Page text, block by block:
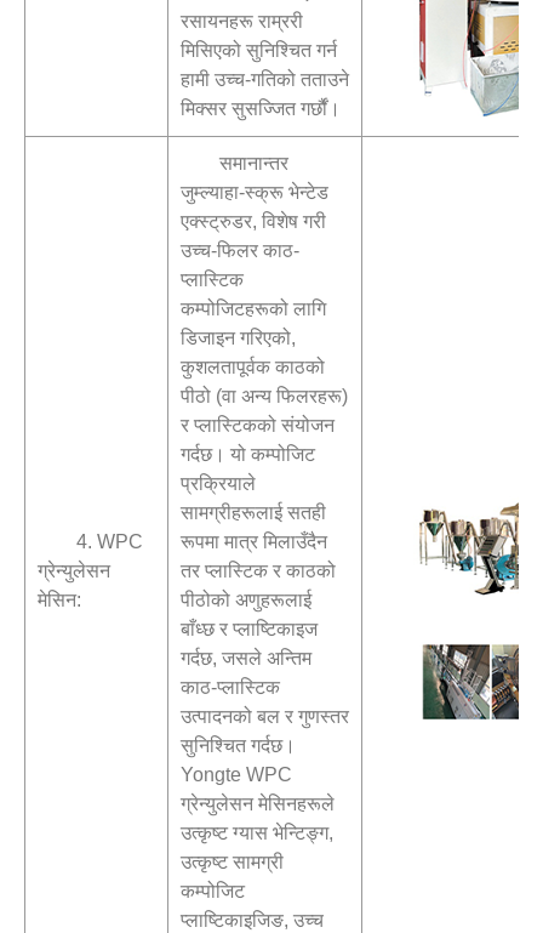
रसायनहरू राम्ररी
मिसिएको सुनिश्चित गर्न
हामी उच्च-गतिको तताउने
मिक्सर सुसज्जित गर्छौं।
4. WPC
ग्रेन्युलेसन
मेसिन:
समानान्तर
जुम्ल्याहा-स्क्रू भेन्टेड
एक्स्ट्रुडर, विशेष गरी
उच्च-फिलर काठ-
प्लास्टिक
कम्पोजिटहरूको लागि
डिजाइन गरिएको,
कुशलतापूर्वक काठको
पीठो (वा अन्य फिलरहरू)
र प्लास्टिकको संयोजन
गर्दछ। यो कम्पोजिट
प्रक्रियाले
सामग्रीहरूलाई सतही
रूपमा मात्र मिलाउँदैन
तर प्लास्टिक र काठको
पीठोको अणुहरूलाई
बाँध्छ र प्लाष्टिकाइज
गर्दछ, जसले अन्तिम
काठ-प्लास्टिक
उत्पादनको बल र गुणस्तर
सुनिश्चित गर्दछ।
Yongte WPC
ग्रेन्युलेसन मेसिनहरूले
उत्कृष्ट ग्यास भेन्टिङ्ग,
उत्कृष्ट सामग्री
कम्पोजिट
प्लाष्टिकाइजिङ, उच्च